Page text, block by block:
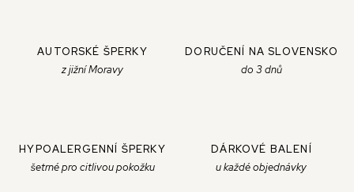
AUTORSKÉ ŠPERKY
z jižní Moravy
DORUČENÍ NA SLOVENSKO
do 3 dnů
HYPOALERGENNÍ ŠPERKY
šetrné pro citlivou pokožku
DÁRKOVÉ BALENÍ
u každé objednávky